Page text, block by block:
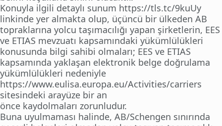
Konuyla ilgili detaylı sunum https://tls.tc/9kuUy
linkinde yer almakta olup, üçüncü bir ülkeden AB
topraklarına yolcu taşımacılığı yapan şirketlerin, EES
ve ETIAS mevzuatı kapsamındaki yükümlülükleri
konusunda bilgi sahibi olmaları; EES ve ETIAS
kapsamında yaklaşan elektronik belge doğrulama
yükümlülükleri nedeniyle
https://www.eulisa.europa.eu/Activities/carriers
sitesindeki arayüze bir an
önce kaydolmaları zorunludur.
Buna uyulmaması halinde, AB/Schengen sınırında